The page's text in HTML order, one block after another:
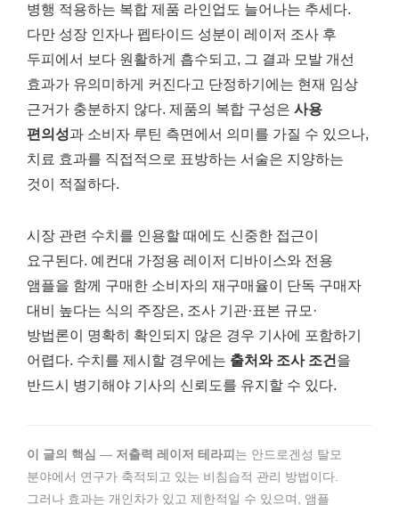
병행 적용하는 복합 제품 라인업도 늘어나는 추세다.
다만 성장 인자나 펩타이드 성분이 레이저 조사 후
두피에서 보다 원활하게 흡수되고, 그 결과 모발 개선
효과가 유의미하게 커진다고 단정하기에는 현재 임상
근거가 충분하지 않다. 제품의 복합 구성은 사용
편의성과 소비자 루틴 측면에서 의미를 가질 수 있으나,
치료 효과를 직접적으로 표방하는 서술은 지양하는
것이 적절하다.
시장 관련 수치를 인용할 때에도 신중한 접근이
요구된다. 예컨대 가정용 레이저 디바이스와 전용
앰플을 함께 구매한 소비자의 재구매율이 단독 구매자
대비 높다는 식의 주장은, 조사 기관·표본 규모·
방법론이 명확히 확인되지 않은 경우 기사에 포함하기
어렵다. 수치를 제시할 경우에는 출처와 조사 조건 을
반드시 병기해야 기사의 신뢰도를 유지할 수 있다.
이 글의 핵심 — 저출력 레이저 테라피 는 안드로겐성 탈모
분야에서 연구가 축적되고 있는 비침습적 관리 방법이다.
그러나 효과는 개인차가 있고 제한적일 수 있으며, 앰플